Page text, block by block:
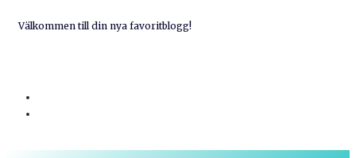
Välkommen till din nya favoritblogg!